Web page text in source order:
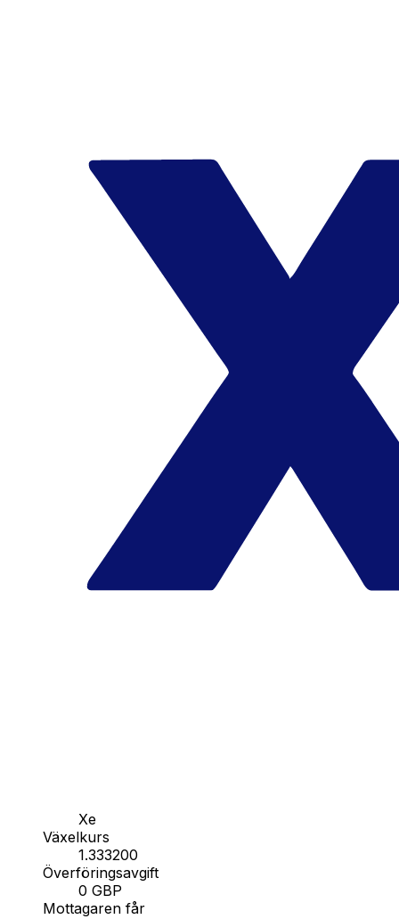
Xe
Växelkurs
1.333200
Överföringsavgift
0 GBP
Mottagaren får